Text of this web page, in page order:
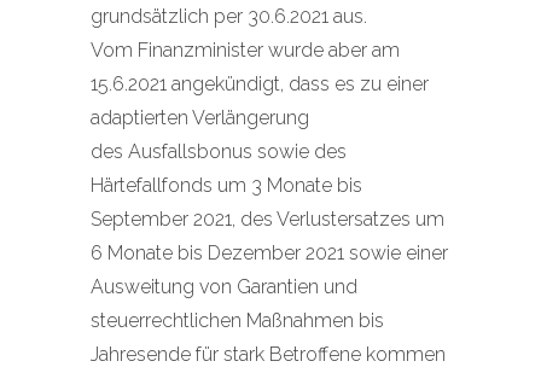
grundsätzlich per 30.6.2021 aus.
Vom Finanzminister wurde aber am
15.6.2021 angekündigt, dass es zu einer
adaptierten Verlängerung
des Ausfallsbonus sowie des
Härtefallfonds um 3 Monate bis
September 2021, des Verlustersatzes um
6 Monate bis Dezember 2021 sowie einer
Ausweitung von Garantien und
steuerrechtlichen Maßnahmen bis
Jahresende für stark Betroffene kommen